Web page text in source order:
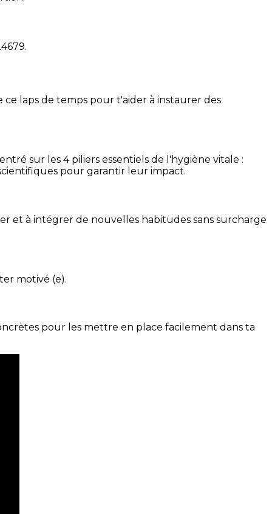
.
laps de temps pour t'aider à instaurer des
sur les 4 piliers essentiels de l'hygiène vitale :
pour garantir leur impact.
et à intégrer de nouvelles habitudes sans surcharge
motivé (e).
pour les mettre en place facilement dans ta